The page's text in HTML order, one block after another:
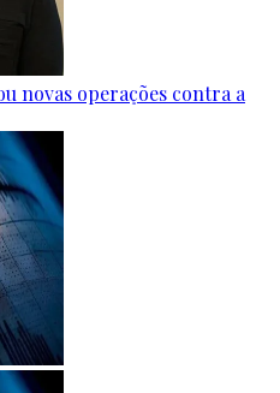
novas operações contra a